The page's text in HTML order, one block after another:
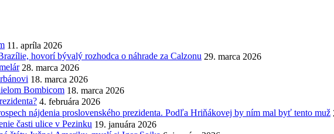
11. apríla 2026
hovorí bývalý rozhodca o náhrade za Calzonu 29. marca 2026
28. marca 2026
18. marca 2026
Bombicom 18. marca 2026
4. februára 2026
nájdenia proslovenského prezidenta. Podľa Hriňákovej by ním mal byť tento muž
časti ulice v Pezinku 19. januára 2026